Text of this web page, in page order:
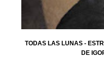
TODAS LAS LUNAS -
DE